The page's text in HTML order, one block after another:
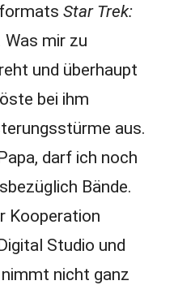
Star Trek:
mir zu
und überhaupt
bei ihm
aus.
darf ich noch
Bände.
Kooperation
Studio und
nicht ganz